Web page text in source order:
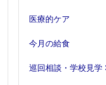
医療的ケア
今月の給食
巡回相談・学校見学